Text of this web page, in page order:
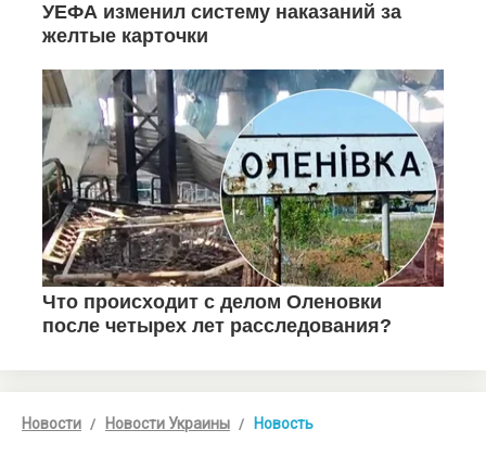
Новости Новости Украины Новость